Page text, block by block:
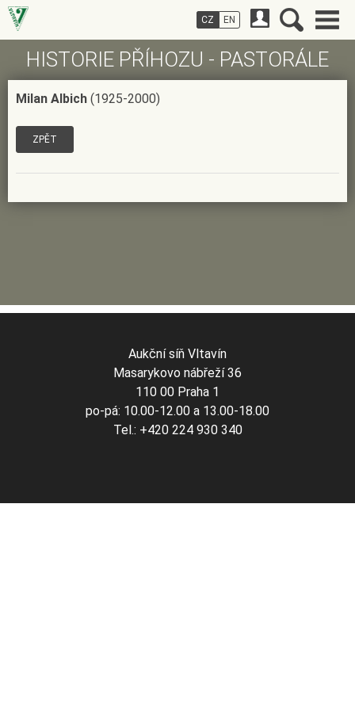
HISTORIE PŘÍHOZU - PASTORÁLE
Milan Albich (1925-2000)
ZPĚT
CZ EN
Aukční síň Vltavín
Masarykovo nábřeží 36
110 00 Praha 1
po-pá: 10.00-12.00 a 13.00-18.00
Tel.: +420 224 930 340